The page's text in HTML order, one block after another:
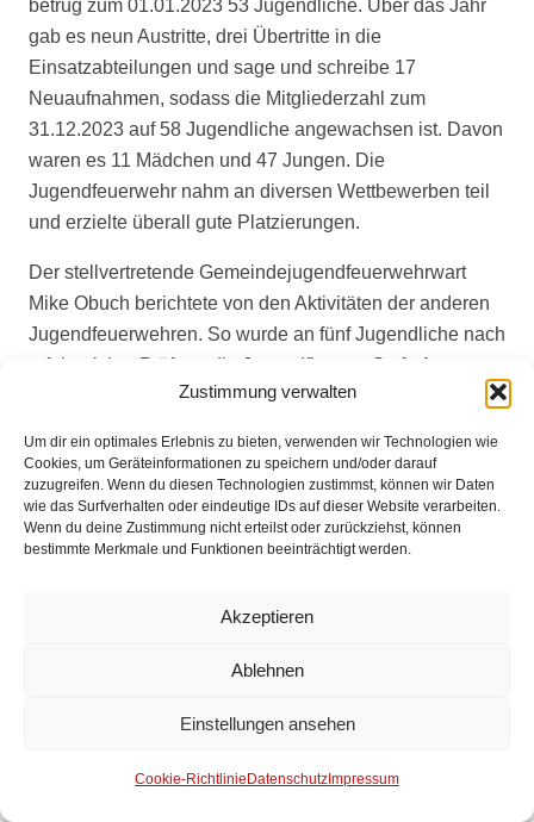
Zustimmung verwalten
Um dir ein optimales Erlebnis zu bieten, verwenden wir Technologien wie
Cookies, um Geräteinformationen zu speichern und/oder darauf
zuzugreifen. Wenn du diesen Technologien zustimmst, können wir Daten
wie das Surfverhalten oder eindeutige IDs auf dieser Website verarbeiten.
Wenn du deine Zustimmung nicht erteilst oder zurückziehst, können
bestimmte Merkmale und Funktionen beeinträchtigt werden.
Akzeptieren
Ablehnen
Einstellungen ansehen
Cookie-Richtlinie Datenschutz Impressum
betrug zum 01.01.2023 53 Jugendliche. Über das Jahr
gab es neun Austritte, drei Übertritte in die
Einsatzabteilungen und sage und schreibe 17
Neuaufnahmen, sodass die Mitgliederzahl zum
31.12.2023 auf 58 Jugendliche angewachsen ist. Davon
waren es 11 Mädchen und 47 Jungen. Die
Jugendfeuerwehr nahm an diversen Wettbewerben teil
und erzielte überall gute Platzierungen.
Der stellvertretende Gemeindejugendfeuerwehrwart
Mike Obuch berichtete von den Aktivitäten der anderen
Jugendfeuerwehren. So wurde an fünf Jugendliche nach
erfolgreicher Prüfung die Jugendflamme Stufe 1
verliehen. Er berichtete auch, dass das Zeltlager in
im Südkreis stattfinden wird.
Zum Abschluss bedankte sich der anwesende
Bürgermeister Stephan Korte bei der Feuerwehr für die
hob auch die sehr gute Zusammenarbeit der Feuerwehr
und den Mitarbeitern der Gemeindeverwaltung vor allem
um Weihnachten hervor. Er berichtete auch, dass aktuell
sind. Zum Thema des neu geplanten Feuerwehrhauses